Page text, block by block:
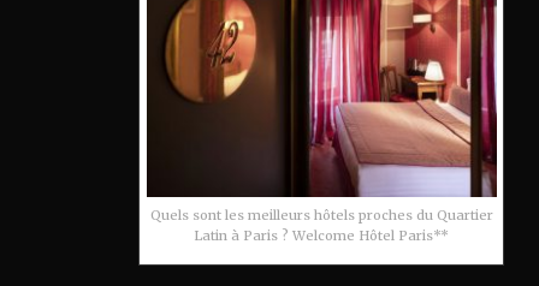
Quels sont les meilleurs hôtels proches du Quartier
Latin à Paris ? Welcome Hôtel Paris**